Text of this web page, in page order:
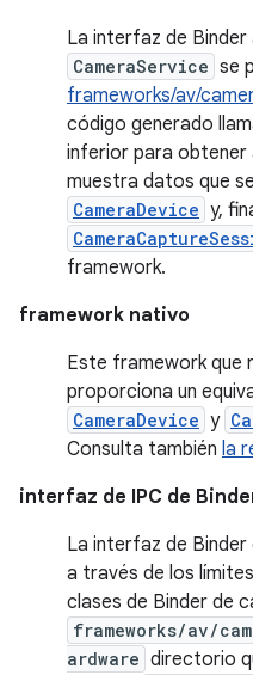
La interfaz de
CameraService se
frameworks/av/
código generado
inferior para obtener
muestra datos que
CameraDevice y,
framework.
framework nativo
Este framework que
proporciona un
CameraDevice y
Consulta también la
interfaz de IPC de
La interfaz de
a través de los
clases de Binder de
frameworks/av/
ardware directorio